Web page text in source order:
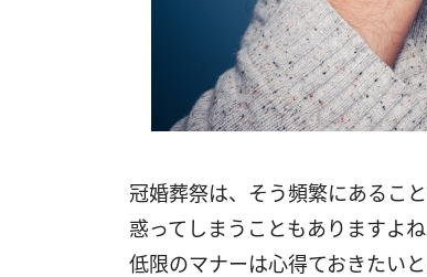
冠婚葬祭は、そう頻繁にあるこ
惑ってしまうこともありますよ
低限のマナーは心得ておきたい